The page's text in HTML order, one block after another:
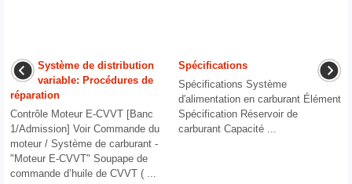
Système de distribution
variable: Procédures de
réparation
Contrôle Moteur E-CVVT [Banc
1/Admission] Voir Commande du
moteur / Système de carburant -
"Moteur E-CVVT" Soupape de
commande d’huile de CVVT ( ...
Spécifications
Spécifications Système
d′alimentation en carburant Élément
Spécification Réservoir de
carburant Capacité ...